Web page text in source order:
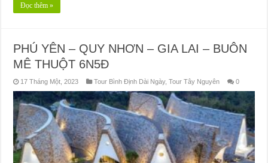
Đọc thêm »
PHÚ YÊN – QUY NHƠN – GIA LAI – BUÔN
MÊ THUỘT 6N5Đ
17 Tháng Một, 2023 Tour Bình Định Dài Ngày,Tour Tây Nguyên 0